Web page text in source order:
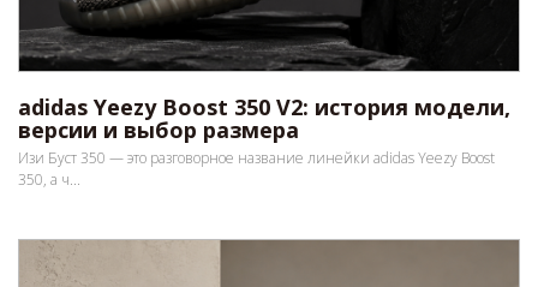
adidas Yeezy Boost 350 V2: история модели,
версии и выбор размера
Изи Буст 350 — это разговорное название линейки adidas Yeezy Boost
350, а ч...